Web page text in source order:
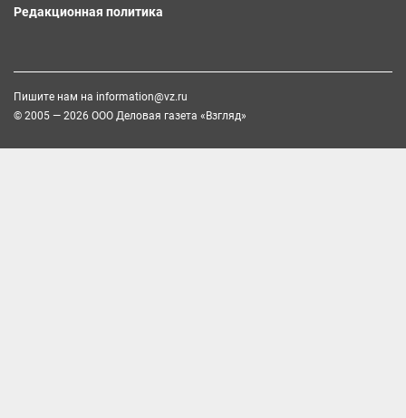
Редакционная политика
Пишите нам на information@vz.ru
© 2005 — 2026 ООО Деловая газета «Взгляд»